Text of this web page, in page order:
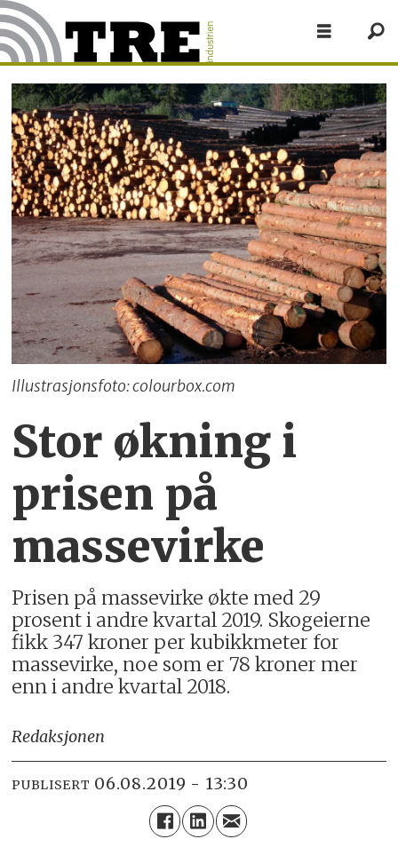
Illustrasjonsfoto: colourbox.com
Stor økning i
prisen på
massevirke
Prisen på massevirke økte med 29
prosent i andre kvartal 2019. Skogeierne
fikk 347 kroner per kubikkmeter for
massevirke, noe som er 78 kroner mer
enn i andre kvartal 2018.
Redaksjonen
PUBLISERT 06.08.2019 - 13:30